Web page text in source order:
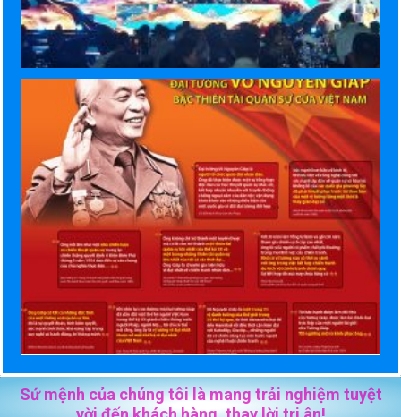
Sứ mệnh của chúng tôi là mang trải nghiệm tuyệt